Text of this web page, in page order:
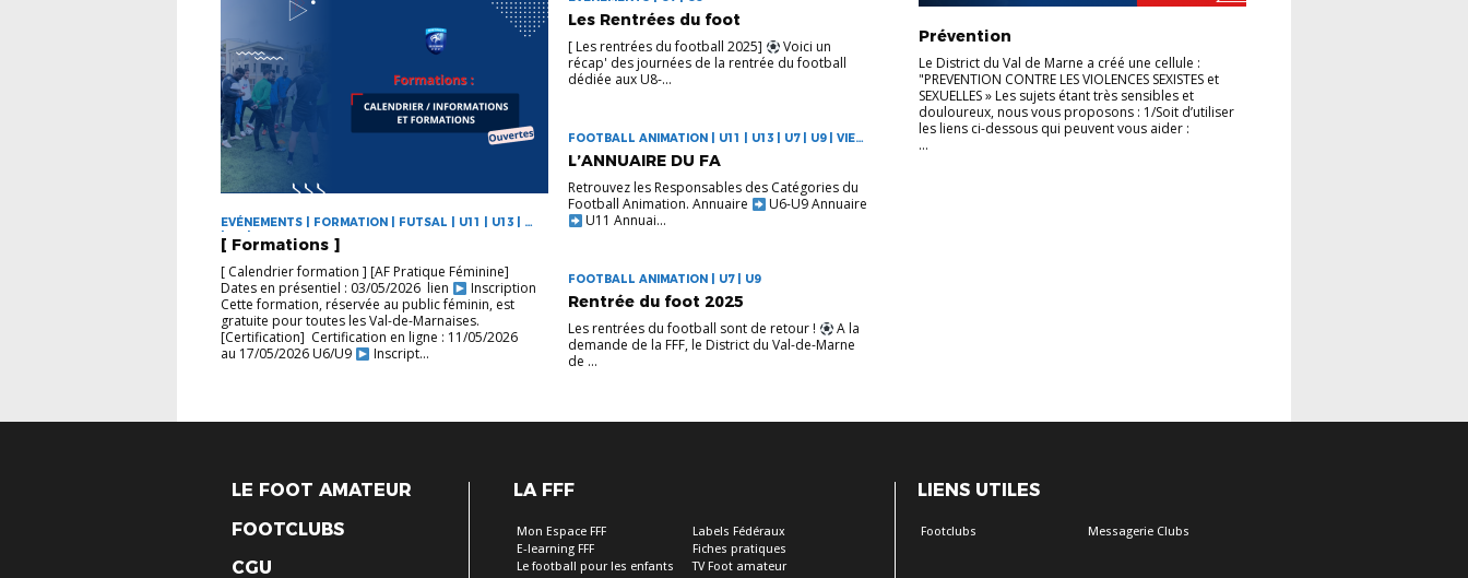
EVÉNEMENTS | FORMATION | FUTSAL | U11 | U13 | U7
| U9 | VIE DU DISTRICT
[ Formations ]
[ Calendrier formation ] [AF Pratique Féminine]
Dates en présentiel : 03/05/2026 lien
Inscription
Cette formation, réservée au public féminin, est
gratuite pour toutes les Val-de-Marnaises.
[Certification] Certification en ligne : 11/05/2026
au 17/05/2026 U6/U9
Inscript...
Les Rentrées du foot
[ Les rentrées du football 2025]
Voici un
récap' des journées de la rentrée du football
dédiée aux U8-...
FOOTBALL ANIMATION | U11 | U13 | U7 | U9 | VIE
DES CLUBS
L’ANNUAIRE DU FA
Retrouvez les Responsables des Catégories du
Football Animation. Annuaire
U6-U9 Annuaire
U11 Annuai...
FOOTBALL ANIMATION | U7 | U9
Rentrée du foot 2025
Les rentrées du football sont de retour !
A la
demande de la FFF, le District du Val-de-Marne
de ...
Prévention
Le District du Val de Marne a créé une cellule :
"PREVENTION CONTRE LES VIOLENCES SEXISTES et
SEXUELLES » Les sujets étant très sensibles et
douloureux, nous vous proposons : 1/Soit d’utiliser
les liens ci-dessous qui peuvent vous aider :
...
LE FOOT AMATEUR
FOOTCLUBS
CGU
LA FFF
Mon Espace FFF
E-learning FFF
Le football pour les enfants
Labels Fédéraux
Fiches pratiques
TV Foot amateur
LIENS UTILES
Footclubs Messagerie Clubs